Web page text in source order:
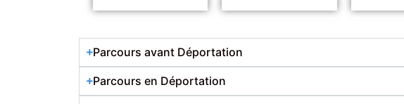
Parcours avant Déportation
Parcours en Déportation